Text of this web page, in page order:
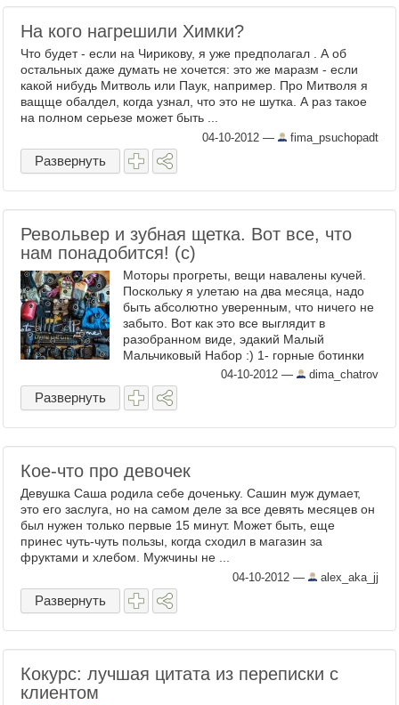
На кого нагрешили Химки?
Что будет - если на Чирикову, я уже предполагал . А об
остальных даже думать не хочется: это же маразм - если
какой нибудь Митволь или Паук, например. Про Митволя я
ващще обалдел, когда узнал, что это не шутка. А раз такое
на полном серьезе может быть ...
04-10-2012 — fima_psuchopadt
Развернуть
Револьвер и зубная щетка. Вот все, что
нам понадобится! (с)
Моторы прогреты, вещи навалены кучей.
Поскольку я улетаю на два месяца, надо
быть абсолютно уверенным, что ничего не
забыто. Вот как это все выглядит в
разобранном виде, эдакий Малый
Мальчиковый Набор :) 1- горные ботинки
La Sportiva Nepal Top 2; 2 - ...
04-10-2012 — dima_chatrov
Развернуть
Кое-что про девочек
Девушка Саша родила себе доченьку. Сашин муж думает,
это его заслуга, но на самом деле за все девять месяцев он
был нужен только первые 15 минут. Может быть, еще
принес чуть-чуть пользы, когда сходил в магазин за
фруктами и хлебом. Мужчины не ...
04-10-2012 — alex_aka_jj
Развернуть
Кокурс: лучшая цитата из переписки с
клиентом